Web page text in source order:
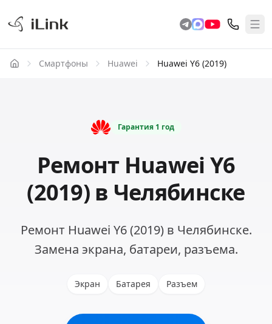
Смартфоны Huawei Huawei Y6 (2019)
Гарантия 1 год
Ремонт Huawei Y6
(2019) в Челябинске
Ремонт Huawei Y6 (2019) в Челябинске.
Замена экрана, батареи, разъема.
Экран Батарея Разъем